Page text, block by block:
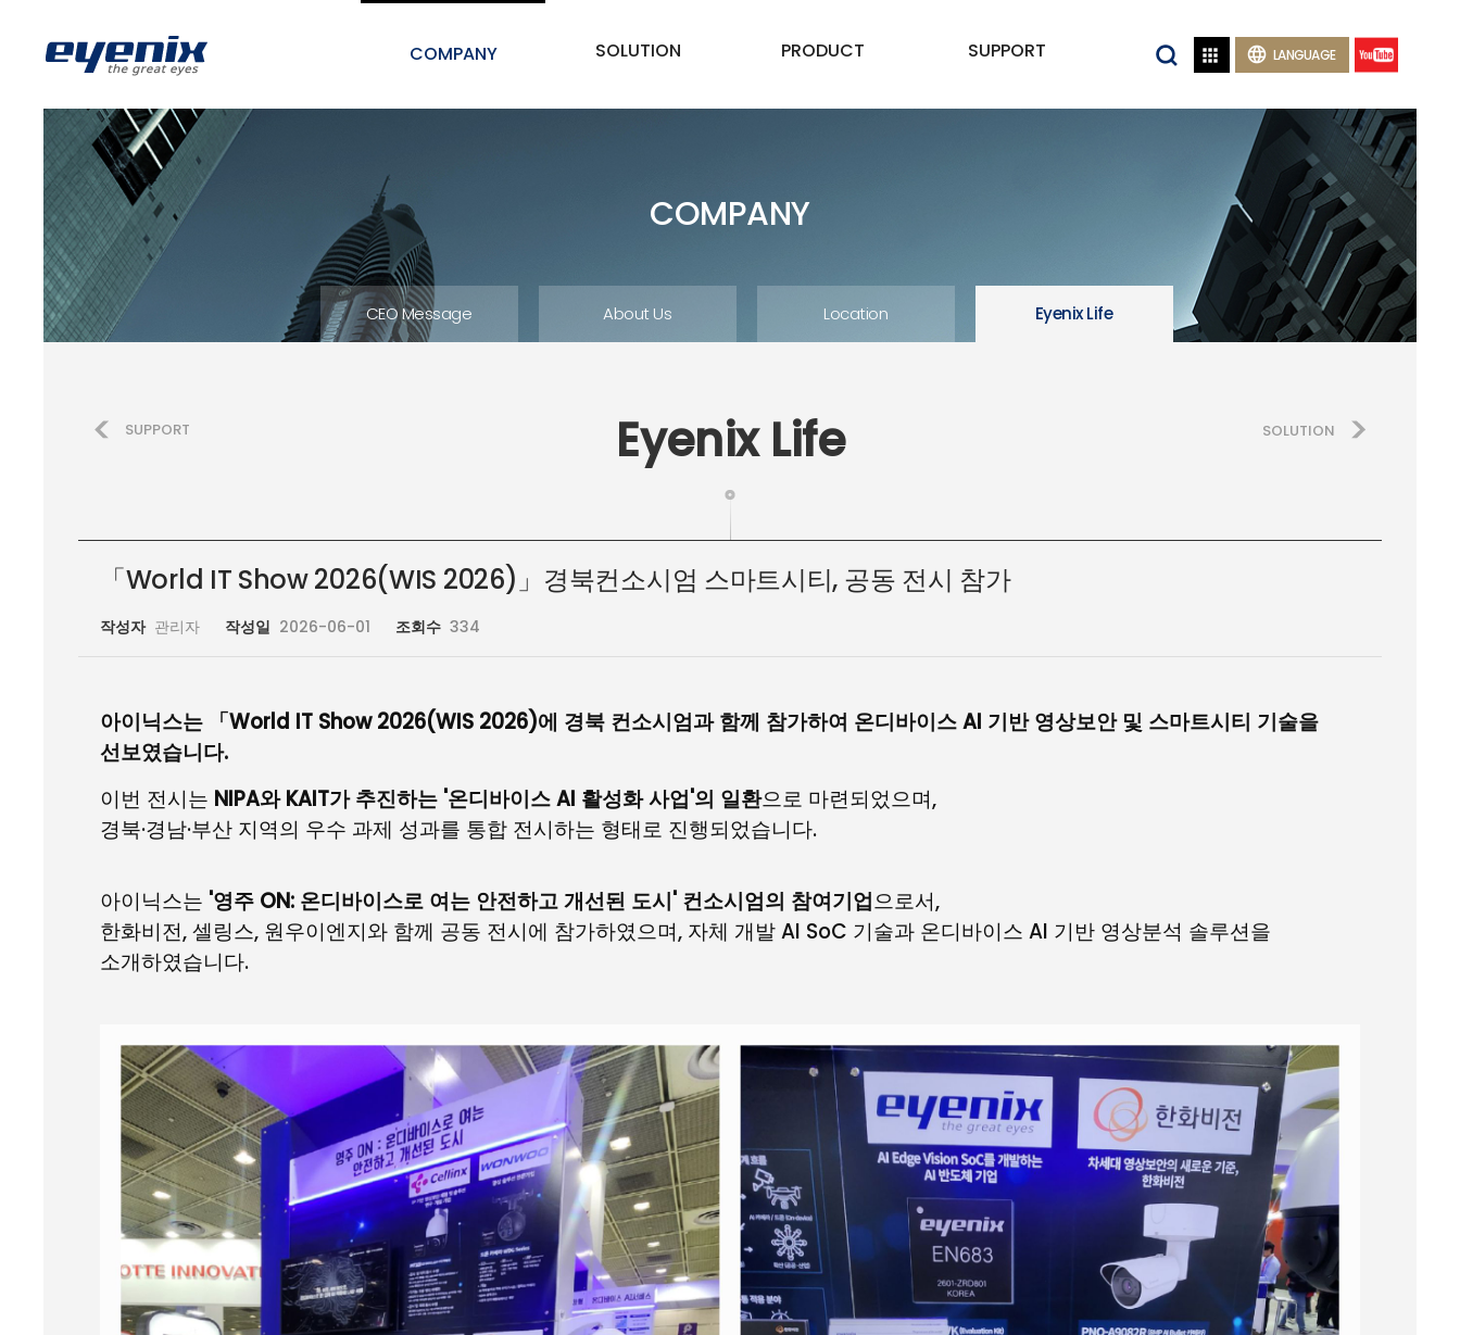
  LANGUAGE
COMPANY SOLUTION PRODUCT SUPPORT
COMPANY
CEO Message About Us Location Eyenix Life
Eyenix Life
SUPPORT SOLUTION
「World IT Show 2026(WIS 2026)」경북컨소시엄 스마트시티, 공동 전시 참가
작성자 관리자 작성일 2026-06-01 조회수 334
아이닉스는 「World IT Show 2026(WIS 2026)에 경북 컨소시엄과 함께 참가하여 온디바이스 AI 기반 영상보안 및 스마트시티 기술을
선보였습니다.
이번 전시는 NIPA와 KAIT가 추진하는 '온디바이스 AI 활성화 사업'의 일환으로 마련되었으며,
경북·경남·부산 지역의 우수 과제 성과를 통합 전시하는 형태로 진행되었습니다.
아이닉스는 '영주 ON: 온디바이스로 여는 안전하고 개선된 도시' 컨소시엄의 참여기업으로서,
한화비전, 셀링스, 원우이엔지와 함께 공동 전시에 참가하였으며, 자체 개발 AI SoC 기술과 온디바이스 AI 기반 영상분석 솔루션을
소개하였습니다.